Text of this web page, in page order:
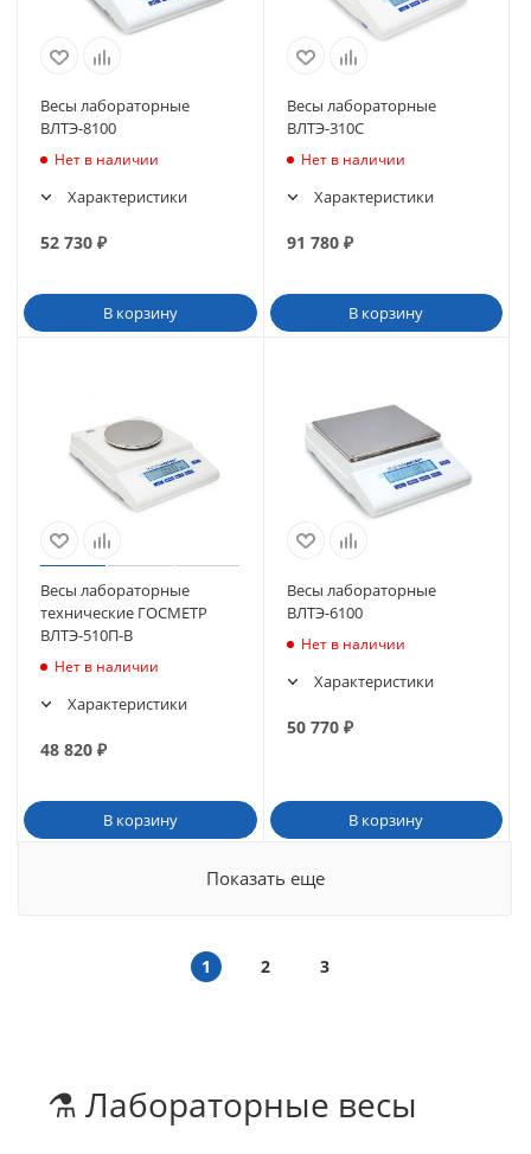
Весы лабораторные
ВЛТЭ-8100
Нет в наличии
Характеристики
52 730 ₽
В корзину
Весы лабораторные
ВЛТЭ-310С
Нет в наличии
Характеристики
91 780₽
В корзину
Весы лабораторные
технические ГОСМЕТР
ВЛТЭ-510П-В
Нет в наличии
Характеристики
48 820 ₽
В корзину
Весы лабораторные
ВЛТЭ-6100
Нет в наличии
Характеристики
50 770₽
В корзину
Показать еще
1 2 3
⚗️ Лабораторные весы